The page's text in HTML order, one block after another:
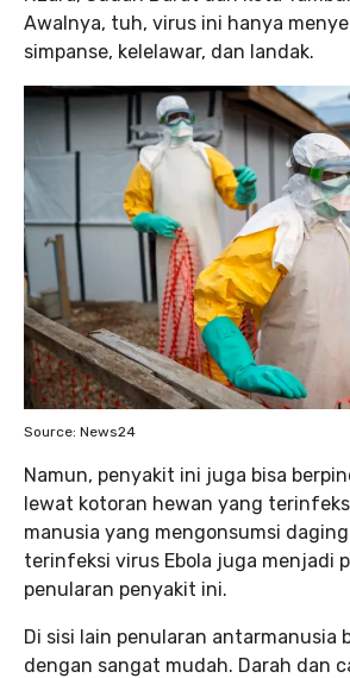
Awalnya, tuh, virus ini hanya
simpanse, kelelawar, dan landak.
Source: News24
Namun, penyakit ini juga bisa
lewat kotoran hewan yang
manusia yang mengonsumsi
terinfeksi virus Ebola juga menjadi
penularan penyakit ini.
Di sisi lain penularan antarmanusia
dengan sangat mudah. Darah dan